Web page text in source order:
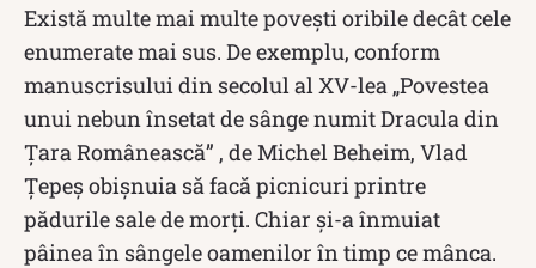
Există multe mai multe povești oribile decât cele
enumerate mai sus. De exemplu, conform
manuscrisului din secolul al XV-lea „Povestea
unui nebun însetat de sânge numit Dracula din
Țara Românească” , de Michel Beheim, Vlad
Țepeș obișnuia să facă picnicuri printre
pădurile sale de morți. Chiar și-a înmuiat
pâinea în sângele oamenilor în timp ce mânca.